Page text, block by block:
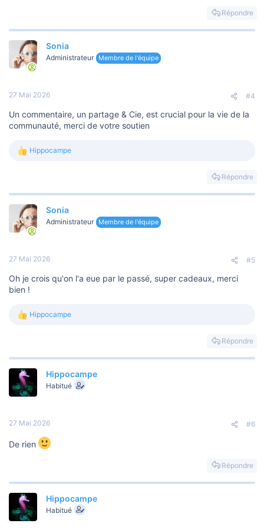
Répondre
Sonia
Administrateur Membre de l'équipe
27 Mai 2026 #4
Un commentaire, un partage & Cie, est crucial pour la vie de la
communauté, merci de votre soutien
L
é
c
t
i
s
Hippocampe
Répondre
Sonia
Administrateur Membre de l'équipe
27 Mai 2026 #5
Oh je crois qu'on l'a eue par le passé, super cadeaux, merci
bien !
L
é
c
t
i
s
Hippocampe
Répondre
Hippocampe
Habitué
27 Mai 2026 #6
De rien
Répondre
Hippocampe
Habitué